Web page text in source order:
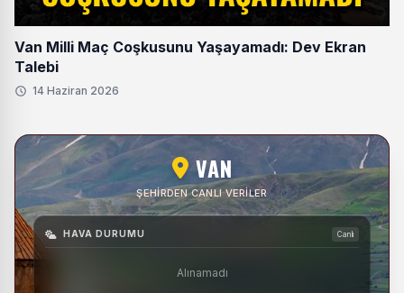
Van Milli Maç Coşkusunu Yaşayamadı: Dev Ekran
Talebi
14 Haziran 2026
VAN
ŞEHIRDEN CANLI VERILER
HAVA DURUMU Canlı
Alınamadı